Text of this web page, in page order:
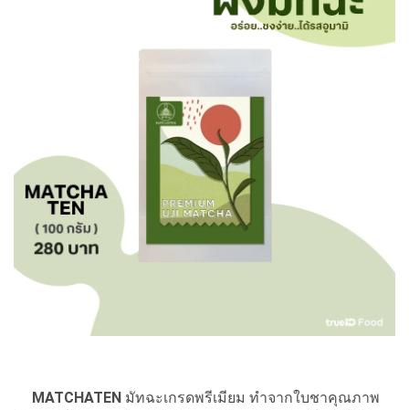
MATCHATEN มัทฉะเกรดพรีเมียม ทำจากใบชาคุณภาพ